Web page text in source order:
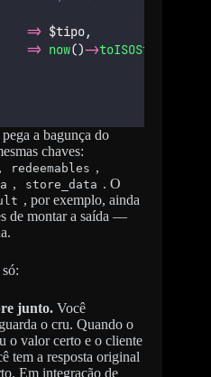
=> $tipo,
=> now()->toISOString
pega a bagunça do
chaves:
, redeemables ,
, store_data . O
, por exemplo, ainda
de montar a saída —
junto. Você
o cru. Quando o
o valor certo e o cliente
tem a resposta original
Em integração de